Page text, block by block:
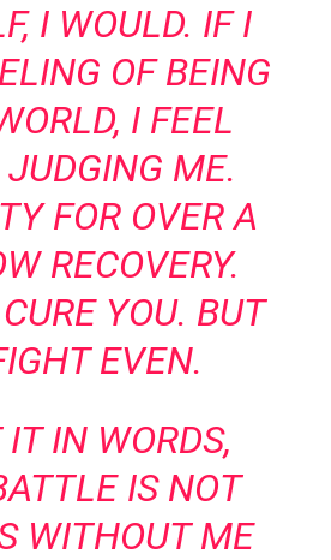
I WOULD. IF I
OF BEING
I FEEL
ME.
FOR OVER A
RECOVERY.
YOU. BUT
EVEN.
IN WORDS,
IS NOT
WITHOUT ME